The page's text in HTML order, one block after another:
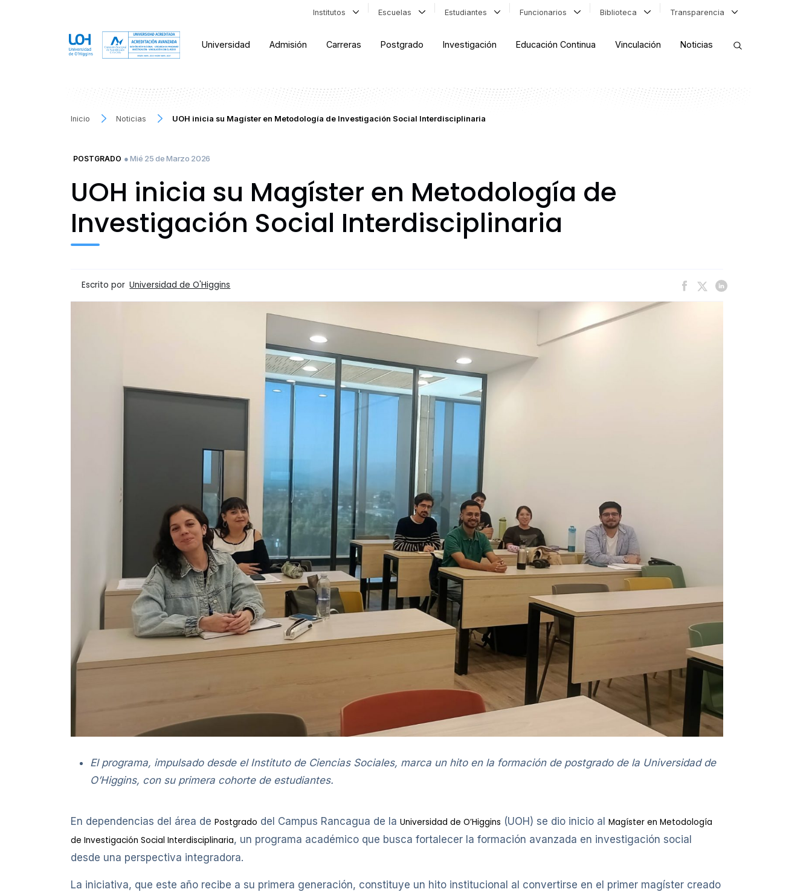
Institutos Escuelas Estudiantes Funcionarios Biblioteca Transparencia
Universidad Admisión Carreras Postgrado Investigación Educación Continua Vinculación Noticias
Inicio Noticias UOH inicia su Magíster en Metodología de Investigación Social Interdisciplinaria
POSTGRADO ● Mié 25 de Marzo 2026
UOH inicia su Magíster en Metodología de
Investigación Social Interdisciplinaria
Escrito por Universidad de O'Higgins
El programa, impulsado desde el Instituto de Ciencias Sociales, marca un hito en la formación de postgrado de la Universidad de
O’Higgins, con su primera cohorte de estudiantes.
En dependencias del área de Postgrado del Campus Rancagua de la Universidad de O’Higgins (UOH) se dio inicio al Magíster en Metodología
de Investigación Social Interdisciplinaria, un programa académico que busca fortalecer la formación avanzada en investigación social
desde una perspectiva integradora.
La iniciativa, que este año recibe a su primera generación, constituye un hito institucional al convertirse en el primer magíster creado